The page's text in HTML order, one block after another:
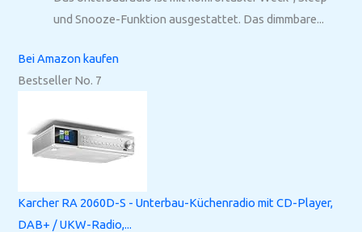
und Snooze-Funktion ausgestattet. Das dimmbare...
Bei Amazon kaufen
Bestseller No. 7
Karcher RA 2060D-S - Unterbau-Küchenradio mit CD-Player,
DAB+ / UKW-Radio,...